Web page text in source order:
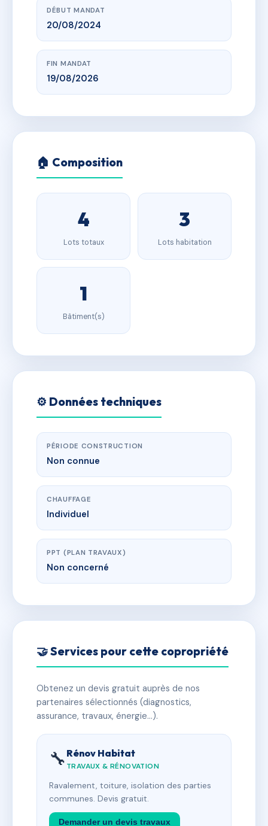
DÉBUT MANDAT
20/08/2024
FIN MANDAT
19/08/2026
🏠 Composition
4
Lots totaux
3
Lots habitation
1
Bâtiment(s)
⚙️ Données techniques
PÉRIODE CONSTRUCTION
Non connue
CHAUFFAGE
Individuel
PPT (PLAN TRAVAUX)
Non concerné
🤝 Services pour cette copropriété
Obtenez un devis gratuit auprès de nos
partenaires sélectionnés (diagnostics,
assurance, travaux, énergie…).
🔧 Rénov Habitat
TRAVAUX & RÉNOVATION
Ravalement, toiture, isolation des parties
communes. Devis gratuit.
Demander un devis travaux